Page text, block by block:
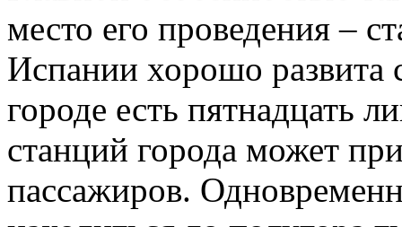
место его проведения –
Испании хорошо развита
городе есть пятнадцать
станций города может
пассажиров.